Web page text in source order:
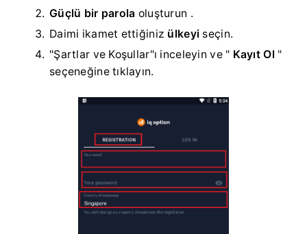
Güçlü bir parola oluşturun .
Daimi ikamet ettiğiniz ülkeyi seçin.
"Şartlar ve Koşullar"ı inceleyin ve " Kayıt Ol "
seçeneğine tıklayın.